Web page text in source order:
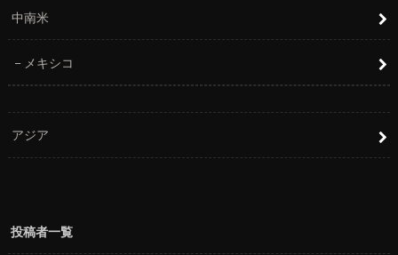
中南米
メキシコ
アジア
投稿者一覧